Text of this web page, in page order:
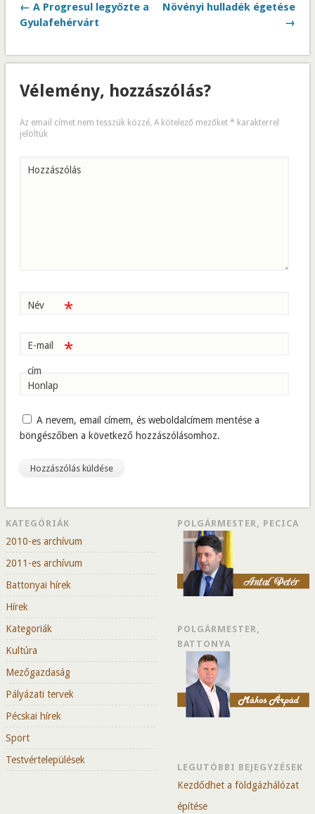
← A Progresul legyőzte a
Gyulafehérvárt
Növényi hulladék égetése
→
Vélemény, hozzászólás?
Az email címet nem tesszük közzé. A kötelező mezőket * karakterrel
jelöltük
Hozzászólás
Név *
E-mail
cím
*
Honlap
A nevem, email címem, és weboldalcímem mentése a
böngészőben a következő hozzászólásomhoz.
KATEGÓRIÁK
2010-es archívum
2011-es archívum
Battonyai hírek
Hírek
Kategoriák
Kultúra
Mezőgazdaság
Pályázati tervek
Pécskai hírek
Sport
Testvértelepülések
POLGÁRMESTER, PECICA
POLGÁRMESTER,
BATTONYA
LEGUTÓBBI BEJEGYZÉSEK
Kezdődhet a földgázhálózat
építése